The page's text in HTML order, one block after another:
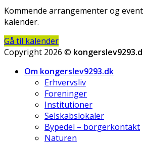
Kommende arrangementer og
kalender.
Gå til kalender
Copyright 2026 ©
Om kongerslev9293.dk
Erhvervsliv
Foreninger
Institutioner
Selskabslokaler
Bypedel – borgerkontakt
Naturen